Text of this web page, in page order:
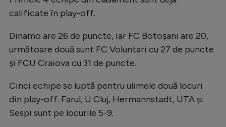
calificate în play-off.
Dinamo are 26 de puncte, iar FC Botoșani are 20,
următoare două sunt FC Voluntari cu 27 de puncte
și FCU Craiova cu 31 de puncte.
Cinci echipe se luptă pentru ulimele două locuri
din play-off. Farul, U Cluj, Hermannstadt, UTA și
Sespi sunt pe locurile 5-9.